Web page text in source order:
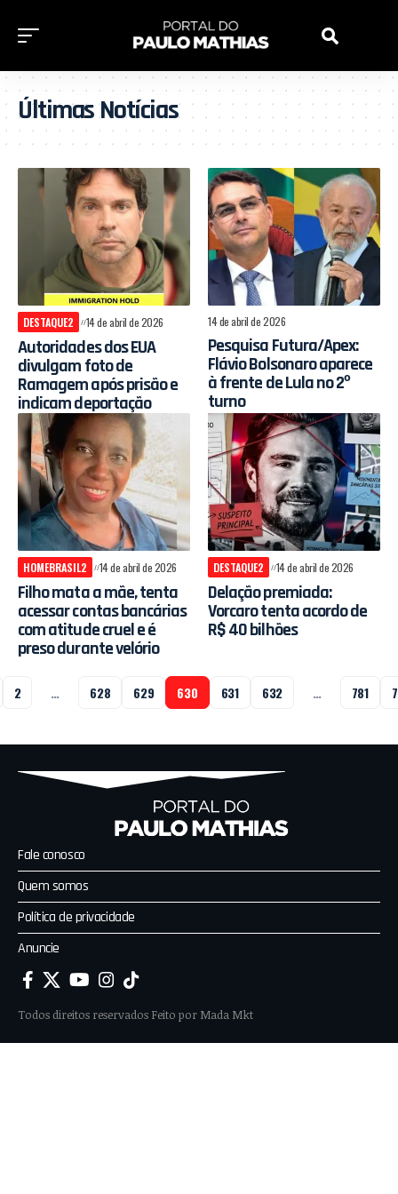
Últimas Notícias
DESTAQUE2 14 de abril de 2026
Autoridades dos EUA
divulgam foto de
Ramagem após prisão e
indicam deportação
14 de abril de 2026
Pesquisa Futura/Apex:
Flávio Bolsonaro aparece
à frente de Lula no 2º
turno
HOMEBRASIL2 14 de abril de 2026
Filho mata a mãe, tenta
acessar contas bancárias
com atitude cruel e é
preso durante velório
DESTAQUE2 14 de abril de 2026
Delação premiada:
Vorcaro tenta acordo de
R$ 40 bilhões
2 … 628 629 630 631 632 … 781
Fale conosco
Quem somos
Política de privacidade
Anuncie
Todos direitos reservados Feito por Mada Mkt